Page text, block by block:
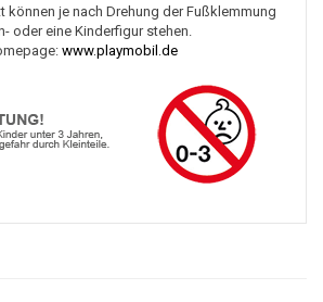
können je nach Drehung der Fußklemmung
oder eine Kinderfigur stehen.
www.playmobil.de